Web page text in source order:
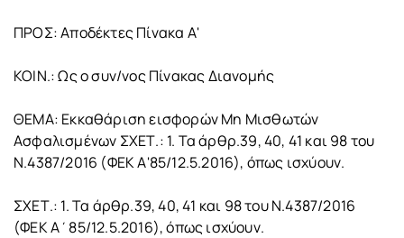
ΠΡΟΣ: Αποδέκτες Πίνακα Α'
ΚΟΙΝ.: Ως ο συν/νος Πίνακας Διανομής
ΘΕΜΑ: Εκκαθάριση εισφορών Μη Μισθωτών
Ασφαλισμένων ΣΧΕΤ.: 1. Τα άρθρ.39, 40, 41 και 98 του
Ν.4387/2016 (ΦΕΚ Α'85/12.5.2016), όπως ισχύουν.
ΣΧΕΤ.: 1. Τα άρθρ.39, 40, 41 και 98 του Ν.4387/2016
(ΦΕΚ Α΄85/12.5.2016), όπως ισχύουν.